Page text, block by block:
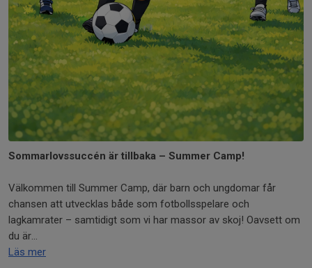
Sommarlovssuccén är tillbaka – Summer Camp!
Välkommen till Summer Camp, där barn och ungdomar får
chansen att utvecklas både som fotbollsspelare och
lagkamrater – samtidigt som vi har massor av skoj! Oavsett om
du är...
Läs mer